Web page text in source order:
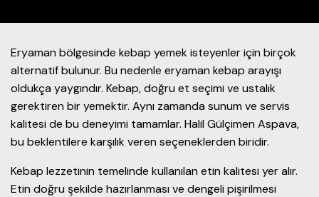
Eryaman bölgesinde kebap yemek isteyenler için birçok
alternatif bulunur. Bu nedenle eryaman kebap arayışı
oldukça yaygındır. Kebap, doğru et seçimi ve ustalık
gerektiren bir yemektir. Aynı zamanda sunum ve servis
kalitesi de bu deneyimi tamamlar. Halil Gülçimen Aspava,
bu beklentilere karşılık veren seçeneklerden biridir.
Kebap lezzetinin temelinde kullanılan etin kalitesi yer alır.
Etin doğru şekilde hazırlanması ve dengeli pişirilmesi